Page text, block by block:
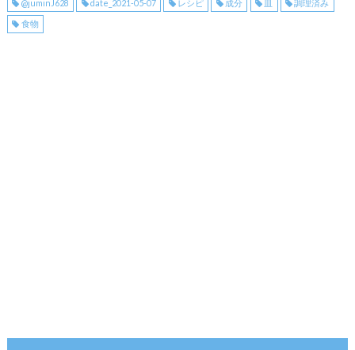
@juminJ628 date_2021-05-07 レシピ 成分 皿 調理済み
食物